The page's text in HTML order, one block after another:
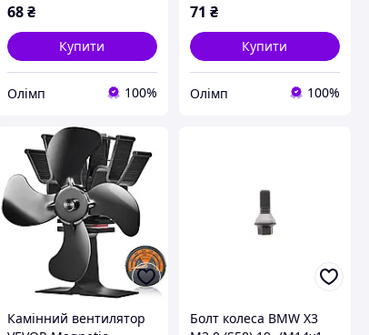
68 ₴
Купити
Олімп 100%
71 ₴
Купити
Олімп 100%
Камінний вентилятор
Болт колеса BMW X3